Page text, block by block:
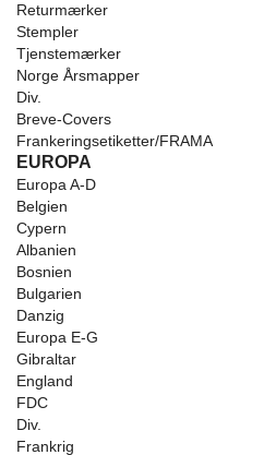
Returmærker
Stempler
Tjenstemærker
Norge Årsmapper
Div.
Breve-Covers
Frankeringsetiketter/FRAMA
EUROPA
Europa A-D
Belgien
Cypern
Albanien
Bosnien
Bulgarien
Danzig
Europa E-G
Gibraltar
England
FDC
Div.
Frankrig